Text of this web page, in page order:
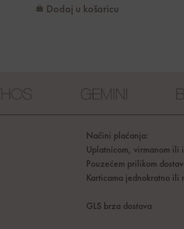
Dodaj u košaricu
Načini plaćanja:
Uplatnicom, virmanom ili
Pouzećem prilikom
Karticama jednokratno ili
GLS brza dostava